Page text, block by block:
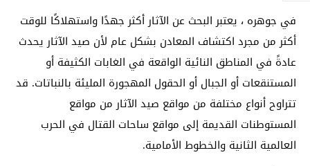
في جوهره ، يعتبر البحث عن الآثار أكثر جهدًا واستهلاكًا للوقت
أكثر من مجرد اكتشاف المعادن بشكل عام لأن صيد الآثار يحدث
عادةً في المناطق النائية الواقعة في الغابات الكثيفة أو
المستنقعات أو الجبال أو الحقول المهجورة المليئة بالنباتات. قد
تتراوح أنواع مختلفة من مواقع صيد الآثار من مواقع
المستوطنات القديمة إلى مواقع ساحات القتال في الحرب
العالمية الثانية والخطوط الأمامية.